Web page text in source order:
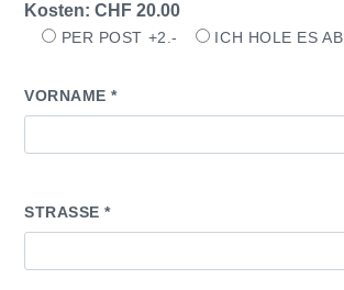
Kosten: CHF 20.00
PER POST +2.-
ICH HOLE ES AB
T
T
L
E
D
E
VORNAME *
STRASSE *